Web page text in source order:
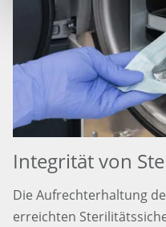
Integrität von
Die Aufrechterhaltung
erreichten